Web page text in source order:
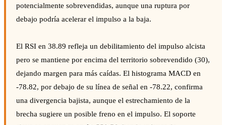
potencialmente sobrevendidas, aunque una ruptura por
debajo podría acelerar el impulso a la baja.
El RSI en 38.89 refleja un debilitamiento del impulso alcista
pero se mantiene por encima del territorio sobrevendido (30),
dejando margen para más caídas. El histograma MACD en
-78.82, por debajo de su línea de señal en -78.22, confirma
una divergencia bajista, aunque el estrechamiento de la
brecha sugiere un posible freno en el impulso. El soporte